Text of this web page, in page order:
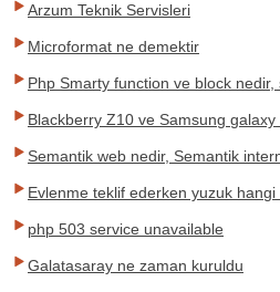
Arzum Teknik Servisleri
Microformat ne demektir
Php Smarty function ve block
Blackberry Z10 ve Samsung
Semantik web nedir, Semantik
Evlenme teklif ederken yuzuk hangi
php 503 service unavailable
Galatasaray ne zaman kuruldu